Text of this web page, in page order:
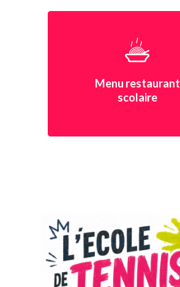
Menu restaurant
scolaire